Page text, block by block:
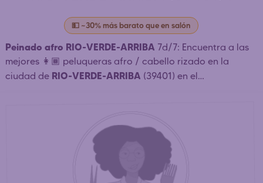
💵 ~30% más barato que en salón
Peinado afro RIO-VERDE-ARRIBA 7d/7: Encuentra a las
mejores 👩🏾 peluqueras afro / cabello rizado en la
ciudad de RIO-VERDE-ARRIBA (39401) en el
dreadlocks RIO-VERDE-ARRIBA . ⏱️ Contacto rápido.
Reserva simple y rápida. Reserva tu cita online 24h/24.
Contacte directamente a las peluqueras afro más
cercanas para un peinado afro / africano asequible.